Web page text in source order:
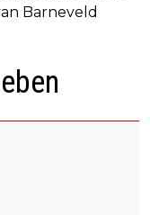
Barneveld